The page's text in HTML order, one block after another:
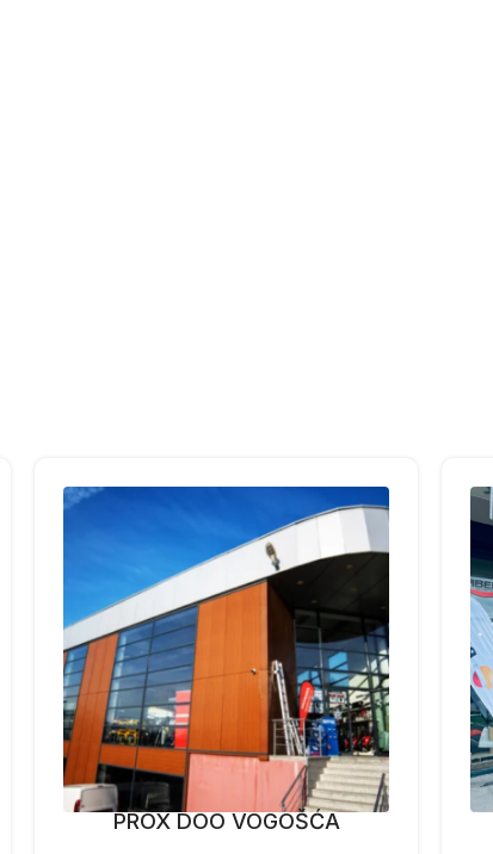
PROX DOO VOGOŠĆA